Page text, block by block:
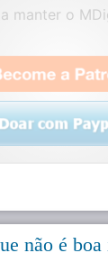
manter o
não é